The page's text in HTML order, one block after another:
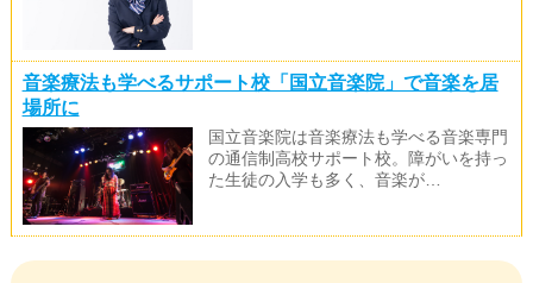
音楽療法も学べるサポート校「国立音楽院」で音楽を居
場所に
国立音楽院は音楽療法も学べる音楽専門
の通信制高校サポート校。障がいを持っ
た生徒の入学も多く、音楽が…